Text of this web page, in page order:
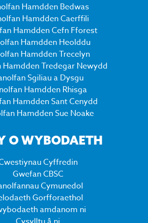
Hamdden Bedwas
Hamdden Caerffili
Hamdden Cefn Fforest
Hamdden Heolddu
Hamdden Trecelyn
Hamdden Tredegar Newydd
Sgiliau a Dysgu
Hamdden Rhisga
Hamdden Sant Cenydd
Hamdden Sue Noake
O WYBODAETH
Cyffredin
Gwefan CBSC
Cymunedol
Gorfforaethol
amdanom ni